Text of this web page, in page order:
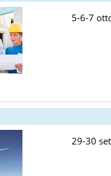
5-6-7
29-30